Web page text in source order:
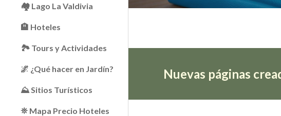
🏘 Lago La Valdivia
🏨 Hoteles
🏞️ Tours y Actividades
🌌 ¿Qué hacer en Jardín?
⛰ Sitios Turísticos
⛯ Mapa Precio Hoteles
Nuevas páginas